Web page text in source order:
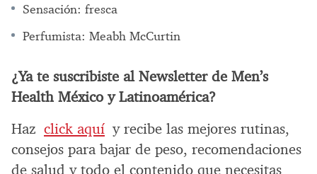
Sensación: fresca
Perfumista: Meabh McCurtin
¿Ya te suscribiste al Newsletter de Men’s
Health México y Latinoamérica?
Haz click aquí y recibe las mejores rutinas,
consejos para bajar de peso, recomendaciones
de salud y todo el contenido que necesitas